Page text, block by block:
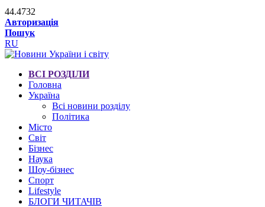
44.4732
Авторизація
Пошук
RU
ВСІ РОЗДІЛИ
Головна
Україна
Всі новини розділу
Політика
Місто
Світ
Бізнес
Наука
Шоу-бізнес
Спорт
Lifestyle
БЛОГИ ЧИТАЧІВ